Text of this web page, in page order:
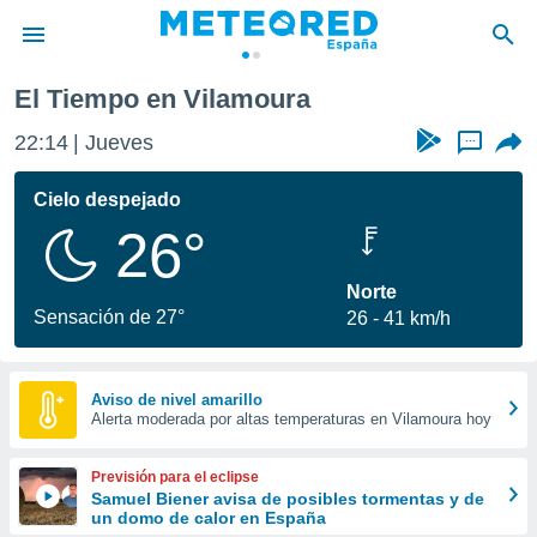
de
por
se
calidad.
a este
las
y
forma
digital
basada
El Tiempo en Vilamoura
22:14 Jueves ...
Cielo despejado
26°
Sensación de 27°
Norte
26
41 km/h
Aviso de nivel amarillo
Alerta moderada por altas temperaturas en Vilamoura hoy
Previsión para el eclipse
Samuel Biener avisa de posibles tormentas y de
un domo de calor en España